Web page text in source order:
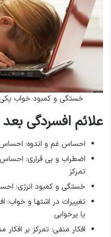
خستگی و کمبود خواب یکی
علائم افسردگی
احساس غم و اندوه:
اضطراب و بی قراری:
تمرکز
خستگی و کمبود انرژی:
تغییرات در اشتها و خواب:
یا پرخوابی
افکار منفی: تمرکز بر افکار